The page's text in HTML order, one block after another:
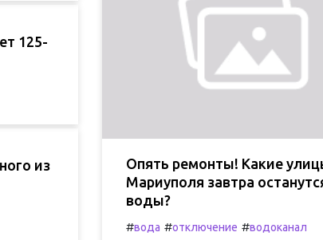
125-
из
Опять ремонты! Какие
Мариуполя завтра
воды?
#вода #отключение #водоканал